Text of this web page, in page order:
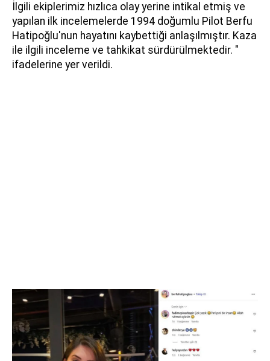
İlgili ekiplerimiz hızlıca olay yerine intikal etmiş ve
yapılan ilk incelemelerde 1994 doğumlu Pilot Berfu
Hatipoğlu'nun hayatını kaybettiği anlaşılmıştır. Kaza
ile ilgili inceleme ve tahkikat sürdürülmektedir. "
ifadelerine yer verildi.